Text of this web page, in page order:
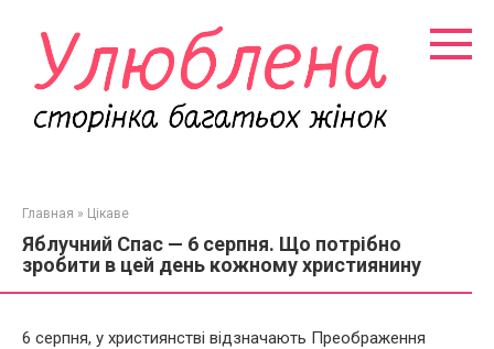
контенту
Главная » Цікаве
Яблучний Спас — 6 серпня. Що потрібно
зробити в цей день кожному християнину
6 серпня, у християнстві відзначають Преображення